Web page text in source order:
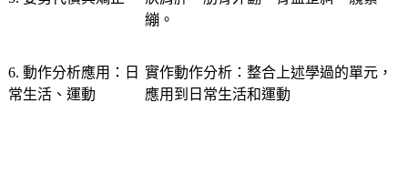
繃。
6. 動作分析應用：日
常生活、運動
實作動作分析：整合上述學過的單元，
應用到日常生活和運動